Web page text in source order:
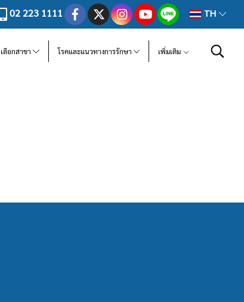
02 223 1111 TH
เลือกสาขา โรคและแนวทางการรักษา เพิ่มเติม